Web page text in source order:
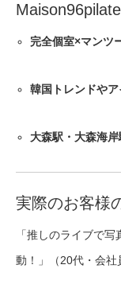
完全個室×マンツ
韓国トレンドや
大森駅・大森海
実際のお客様
「推しのライブで
動！」（20代・会社